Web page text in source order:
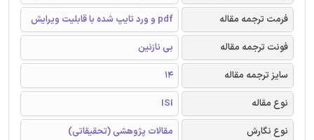
فرمت ترجمه مقاله
pdf و ورد تایپ شده با قابلیت ویرایش
فونت ترجمه مقاله
بی نازنین
سایز ترجمه مقاله
14
نوع مقاله
ISI
نوع نگارش
مقالات پژوهشی (تحقیقاتی)